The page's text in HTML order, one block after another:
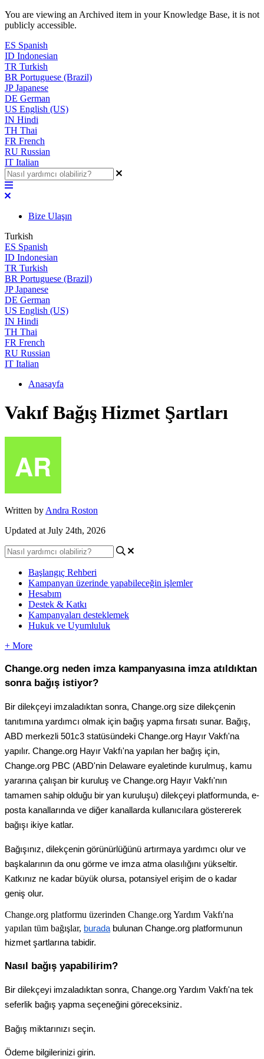
You are viewing an Archived item in your Knowledge Base, it is not
publicly accessible.
ES Spanish
ID Indonesian
TR Turkish
BR Portuguese (Brazil)
JP Japanese
DE German
US English (US)
IN Hindi
TH Thai
FR French
RU Russian
IT Italian
Bize Ulaşın
Turkish
ES Spanish
ID Indonesian
TR Turkish
BR Portuguese (Brazil)
JP Japanese
DE German
US English (US)
IN Hindi
TH Thai
FR French
RU Russian
IT Italian
Anasayfa
Vakıf Bağış Hizmet Şartları
Written by Andra Roston
Updated at July 24th, 2026
Başlangıç Rehberi
Kampanyan üzerinde yapabileceğin işlemler
Hesabım
Destek & Katkı
Kampanyaları desteklemek
Hukuk ve Uyumluluk
+ More
Change.org neden imza kampanyasına imza atıldıktan
sonra bağış istiyor?
Bir dilekçeyi imzaladıktan sonra, Change.org size dilekçenin
tanıtımına yardımcı olmak için bağış yapma fırsatı sunar. Bağış,
ABD merkezli 501c3 statüsündeki Change.org Hayır Vakfı'na
yapı ır. Change.org Hayır Vakfı'na yapı lan her bağış için,
Change.org PBC (ABD'nin Delaware eyaletinde kurulmuş, kamu
yararına çal ışan bir kuruluş ve Change.org Hayır Vakfı'nın
tamamen sahip olduğu bir yan kuruluşu) dilekçeyi platformunda, e-
posta kanallarında ve diğer kanallarda kullanıcı lara göstererek
bağışı ikiye katlar.
Bağışınız, dilekçenin görünürl üğünü artırmaya yardımcı olur ve
başkalarının da onu görme ve imza atma olası ığını yükseltir.
Katkınız ne kadar büyük olursa, potansiyel erişim de o kadar
geniş olur.
Change.org platformu üzerinden Change.orgYardım Vakfı'na
yapılan tüm bağışlar, burada bulunan Change.org platformunun
hizmet şartlarına tabidir.
Nasıl bağış yapabilirim?
Bir dilekçeyi imzaladıktan sonra, Change.org Yardım Vakfı'na tek
seferlik bağış yapma seçeneğini göreceksiniz.
Bağış miktarınızı seçin.
Ödeme bilgilerinizi girin.